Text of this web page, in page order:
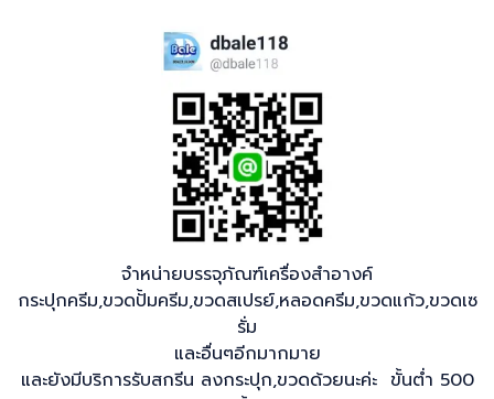
จำหน่ายบรรจุภัณฑ์เครื่องสำอางค์
กระปุกครีม,ขวดปั้มครีม,ขวดสเปรย์,หลอดครีม,ขวดแก้ว,ขวดเซ
รั่ม
และอื่นๆอีกมากมาย
และยังมีบริการรับสกรีน ลงกระปุก,ขวดด้วยนะค่ะ ขั้นต่ำ 500